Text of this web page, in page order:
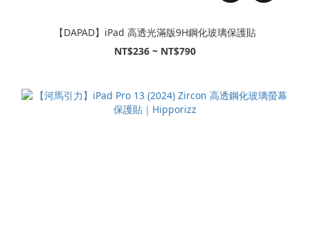
【DAPAD】iPad 高透光滿版9H鋼化玻璃保護貼
NT$236 ~ NT$790